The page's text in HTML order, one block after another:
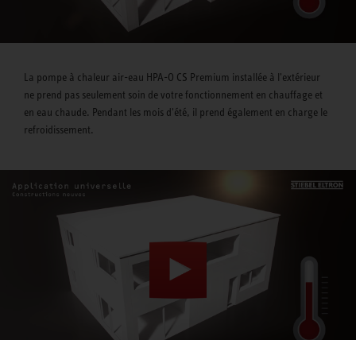
La pompe à chaleur air-eau HPA-O CS Premium installée à l'extérieur
ne prend pas seulement soin de votre fonctionnement en chauffage et
en eau chaude. Pendant les mois d'été, il prend également en charge le
refroidissement.